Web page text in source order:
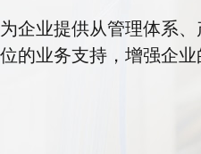
为企业提供从管理体系
位的业务支持，增强企